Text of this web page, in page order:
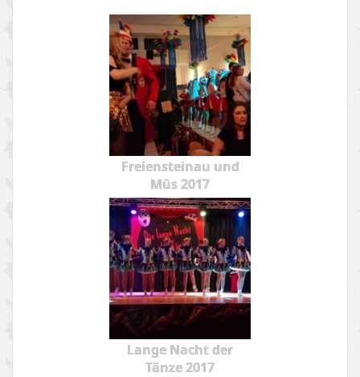
Freiensteinau und
Müs 2017
Lange Nacht der
Tänze 2017